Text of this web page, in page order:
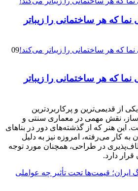
نما که هر ساختمانی را زیباتر
09
نما که هر ساختمانی را زیباتر
از قدیمی‌ترین و پرکاربردترین
نقش مهمی در معماری سنتی و
این هنر که از گذشته‌های دور در بناهای
به کار می‌رفته، امروزه نیز به دلیل
در طراحی، همچنان مورد توجه
دارد.